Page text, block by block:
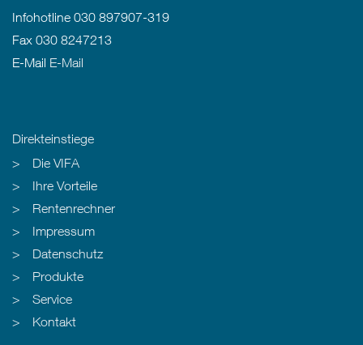
Infohotline 030 897907-319
Fax 030 8247213
E-Mail E-Mail
Direkteinstiege
Die VIFA
Produkte
Ihre Vorteile
Service
Rentenrechner
Kontakt
Impressum
Datenschutz